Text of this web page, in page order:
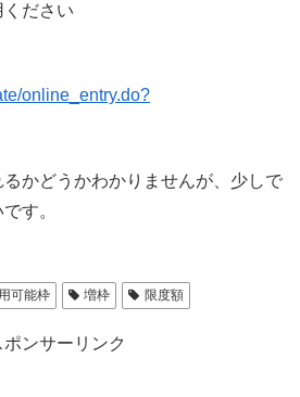
ださい
online_entry.do?
かどうかわかりませんが、少しで
す。
可能枠 増枠 限度額
ポンサーリンク